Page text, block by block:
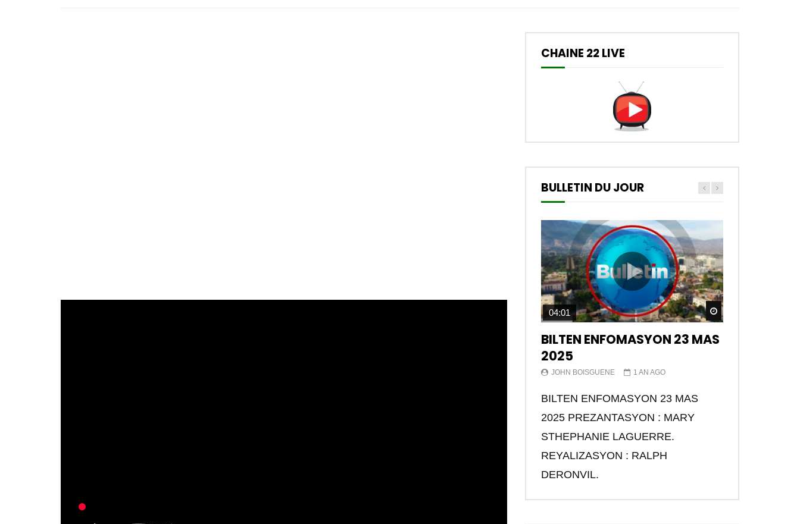
CHAINE 22 LIVE
BULLETIN DU JOUR
Watch Later
04:01
BILTEN ENFOMASYON 23 MAS
2025
JOHN BOISGUENE 1 AN AGO
BILTEN ENFOMASYON 23 MAS
2025 PREZANTASYON : MARY
STHEPHANIE LAGUERRE.
REYALIZASYON : RALPH
DERONVIL.